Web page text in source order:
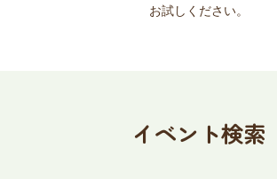
お試しください。
イベント検索